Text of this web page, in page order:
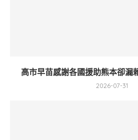
高市早苗感謝各國援助熊本卻
2026-07-31